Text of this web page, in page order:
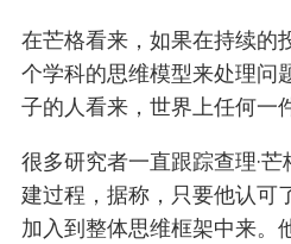
在芒格看来，如果在持续的
个学科的思维模型来处理问
子的人看来，世界上任何一
很多研究者一直跟踪查理·
建过程，据称，只要他认可
加入到整体思维框架中来。